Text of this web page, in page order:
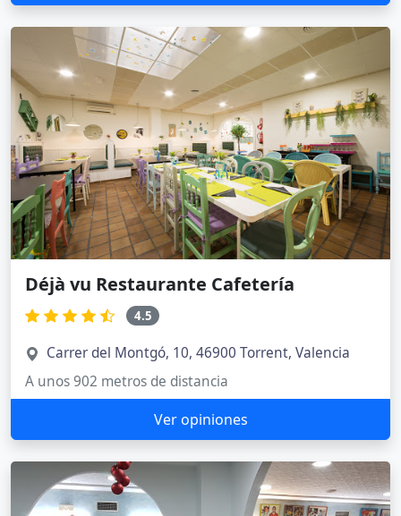
Déjà vu Restaurante Cafetería
4.5
Carrer del Montgó, 10, 46900 Torrent, Valencia
A unos 902 metros de distancia
Ver opiniones